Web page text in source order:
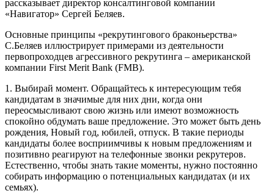
рассказывает директор консалтинговой компании
«Навигатор» Сергей Беляев.
Основные принципы «рекрутингового браконьерства»
С.Беляев иллюстрирует примерами из деятельности
первопроходцев агрессивного рекрутинга – американской
компании First Merit Bank (FMB).
1. Выбирай момент. Обращайтесь к интересующим тебя
кандидатам в значимые для них дни, когда они
переосмысливают свою жизнь или имеют возможность
спокойно обдумать ваше предложение. Это может быть день
рождения, Новый год, юбилей, отпуск. В такие периоды
кандидаты более восприимчивы к новым предложениям и
позитивно реагируют на телефонные звонки рекрутеров.
Естественно, чтобы знать такие моменты, нужно постоянно
собирать информацию о потенциальных кандидатах (и их
семьях).